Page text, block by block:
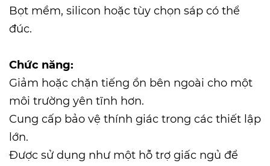
Bọt mềm, silicon hoặc tùy chọn sáp có thể
đúc.
Chức năng:
Giảm hoặc chặn tiếng ồn bên ngoài cho một
môi trường yên tĩnh hơn.
Cung cấp bảo vệ thính giác trong các thiết lập
lớn.
Được sử dụng như một hỗ trợ giấc ngủ để